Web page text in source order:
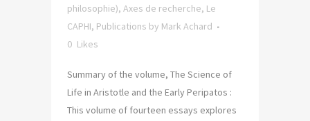
philosophie), Axes de recherche, Le
CAPHI, Publications by Mark Achard
0 Likes
Summary of the volume, The Science of
Life in Aristotle and the Early Peripatos :
This volume of fourteen essays explores